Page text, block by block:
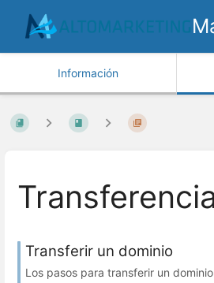
Información
Transferir un dominio
Los pasos para transferir un